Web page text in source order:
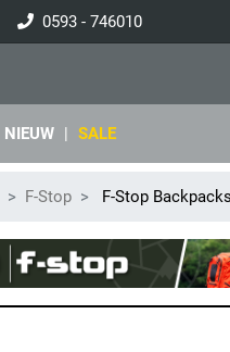
0593 - 746010
NIEUW | SALE
F-Stop F-Stop